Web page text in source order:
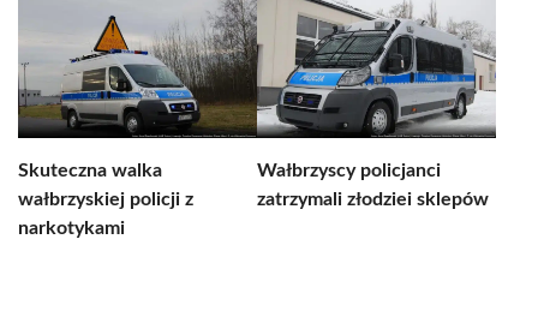
Skuteczna walka
wałbrzyskiej policji z
narkotykami
Wałbrzyscy policjanci
zatrzymali złodziei sklepów